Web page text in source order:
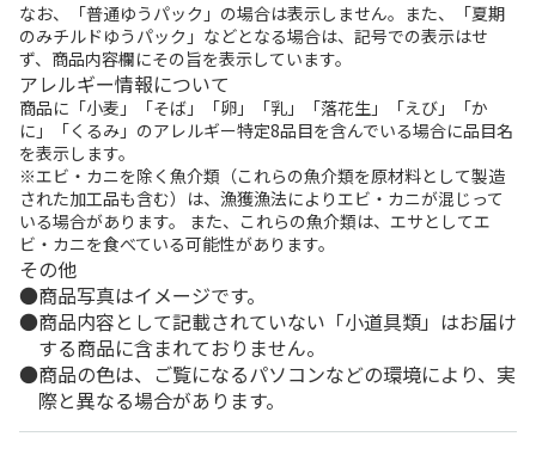
なお、「普通ゆうパック」の場合は表示しません。また、「夏期
のみチルドゆうパック」などとなる場合は、記号での表示はせ
ず、商品内容欄にその旨を表示しています。
アレルギー情報について
商品に「小麦」「そば」「卵」「乳」「落花生」「えび」「か
に」「くるみ」のアレルギー特定8品目を含んでいる場合に品目名
を表示します。
※エビ・カニを除く魚介類（これらの魚介類を原材料として製造
された加工品も含む）は、漁獲漁法によりエビ・カニが混じって
いる場合があります。 また、これらの魚介類は、エサとしてエ
ビ・カニを食べている可能性があります。
その他
商品写真はイメージです。
商品内容として記載されていない「小道具類」はお届け
する商品に含まれておりません。
商品の色は、ご覧になるパソコンなどの環境により、実
際と異なる場合があります。